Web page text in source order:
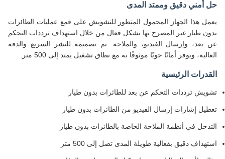
حل أمني دقيق وممتد المدى
يعمل هذا الجهاز المحمول المتطور للتشويش على قمع عمليات الطائرات
بدون طيار غير المصرح بها بشكل فعال من خلال استهداف ترددات التحكم
عن بعد، وإرسال الفيديو، والملاحة. تم تصميمه للنشر السريع والدقة
العالية، ويوفر أمانًا جويًا موثوقًا به مع نطاق تشغيل يمتد إلى 500 متر.
القدرات الرئيسية
تشويش ترددات التحكم عن بعد للطائرات بدون طيار
تعطيل إشارات إرسال الفيديو من الطائرات بدون طيار
التدخل في أنظمة الملاحة الخاصة بالطائرات بدون طيار
استهداف دقيق بفعالية طويلة المدى تصل إلى 500 متر